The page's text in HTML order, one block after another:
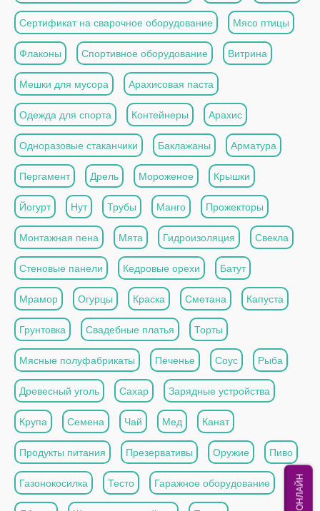
Сертификат на сварочное оборудование Мясо птицы
Флаконы Спортивное оборудование Витрина
Мешки для мусора Арахисовая паста
Одежда для спорта Контейнеры Арахис
Одноразовые стаканчики Баклажаны Арматура
Пергамент Дрель Мороженое Крышки
Йогурт Нут Трубы Манго Прожекторы
Монтажная пена Мята Гидроизоляция Свекла
Стеновые панели Кедровые орехи Батут
Мрамор Огурцы Краска Сметана Капуста
Грунтовка Свадебные платья Торты
Мясные полуфабрикаты Печенье Соус Рыба
Древесный уголь Сахар Зарядные устройства
Крупа Семена Чай Мед Канат
Продукты питания Презервативы Оружие Пиво
Газонокосилка Тесто Гаражное оборудование